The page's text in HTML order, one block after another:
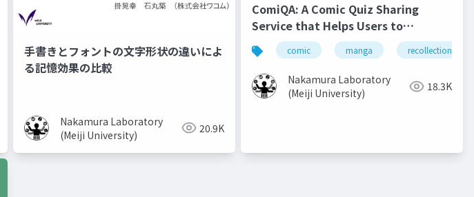
手書きとフォントの文字形状の違いによ
る記憶効果の比較
Nakamura Laboratory
(Meiji University)
20.9K
ComiQA: A Comic Quiz Sharing
Service that Helps Users to
Recollect the Content of Previous
Volumes
comic manga recollection
Nakamura Laboratory
(Meiji University)
18.3K